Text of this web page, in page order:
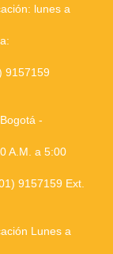
lunes a
9157159
-
A.M. a 5:00
9157159 Ext.
Lunes a